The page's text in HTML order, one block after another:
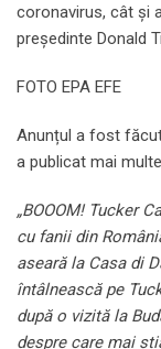
coronavirus, cât și
președinte Donald
FOTO EPA EFE
Anunțul a fost
a publicat mai
„BOOOM! Tucker
cu fanii din
aseară la Casa di
întâlnească pe
după o vizită la
despre care mai